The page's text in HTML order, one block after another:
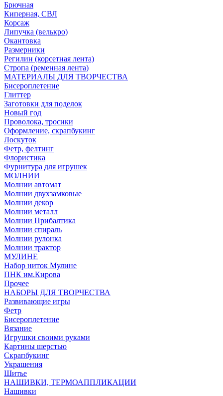
Брючная
Киперная, СВЛ
Корсаж
Липучка (велькро)
Окантовка
Размерники
Регилин (корсетная лента)
Стропа (ременная лента)
МАТЕРИАЛЫ ДЛЯ ТВОРЧЕСТВА
Бисероплетение
Глиттер
Заготовки для поделок
Новый год
Проволока, тросики
Оформление, скрапбукинг
Лоскуток
Фетр, фелтинг
Флористика
Фурнитура для игрушек
МОЛНИИ
Молнии автомат
Молнии двухзамковые
Молнии декор
Молнии металл
Молнии Прибалтика
Молнии спираль
Молнии рулонка
Молнии трактор
МУЛИНЕ
Набор ниток Мулине
ПНК им.Кирова
Прочее
НАБОРЫ ДЛЯ ТВОРЧЕСТВА
Развивающие игры
Фетр
Бисероплетение
Вязание
Игрушки своими руками
Картины шерстью
Скрапбукинг
Украшения
Шитье
НАШИВКИ, ТЕРМОАППЛИКАЦИИ
Нашивки